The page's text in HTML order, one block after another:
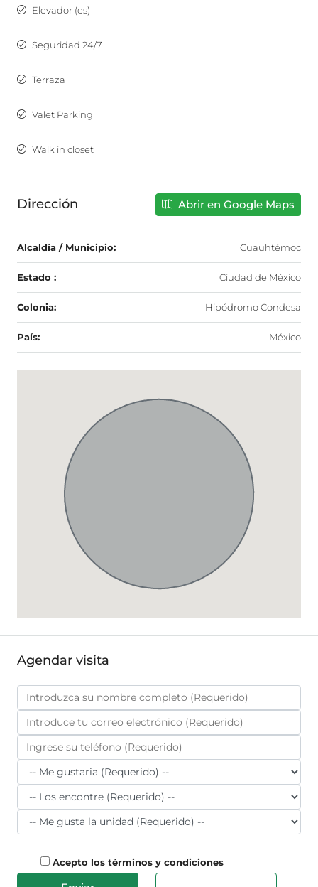
Elevador (es)
Seguridad 24/7
Terraza
Valet Parking
Walk in closet
Dirección Abrir en Google Maps
Alcaldía / Municipio: Cuauhtémoc
Estado : Ciudad de México
Colonia: Hipódromo Condesa
País: México
Agendar visita
Acepto los términos y condiciones